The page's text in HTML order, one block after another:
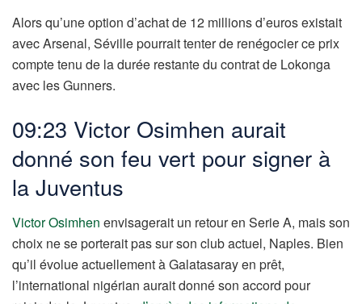
Alors qu’une option d’achat de 12 millions d’euros existait
avec Arsenal, Séville pourrait tenter de renégocier ce prix
compte tenu de la durée restante du contrat de Lokonga
avec les Gunners.
09:23 Victor Osimhen aurait
donné son feu vert pour signer à
la Juventus
Victor Osimhen envisagerait un retour en Serie A, mais son
choix ne se porterait pas sur son club actuel, Naples. Bien
qu’il évolue actuellement à Galatasaray en prêt,
l’international nigérian aurait donné son accord pour